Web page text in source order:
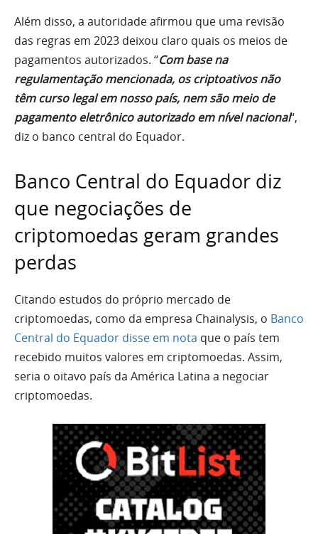
Além disso, a autoridade afirmou que uma revisão
das regras em 2023 deixou claro quais os meios de
pagamentos autorizados. “Com base na
regulamentação mencionada, os criptoativos não
têm curso legal em nosso país, nem são meio de
pagamento eletrônico autorizado em nível nacional“,
diz o banco central do Equador.
Banco Central do Equador diz
que negociações de
criptomoedas geram grandes
perdas
Citando estudos do próprio mercado de
criptomoedas, como da empresa Chainalysis, o Banco
Central do Equador disse em nota que o país tem
recebido muitos valores em criptomoedas. Assim,
seria o oitavo país da América Latina a negociar
criptomoedas.